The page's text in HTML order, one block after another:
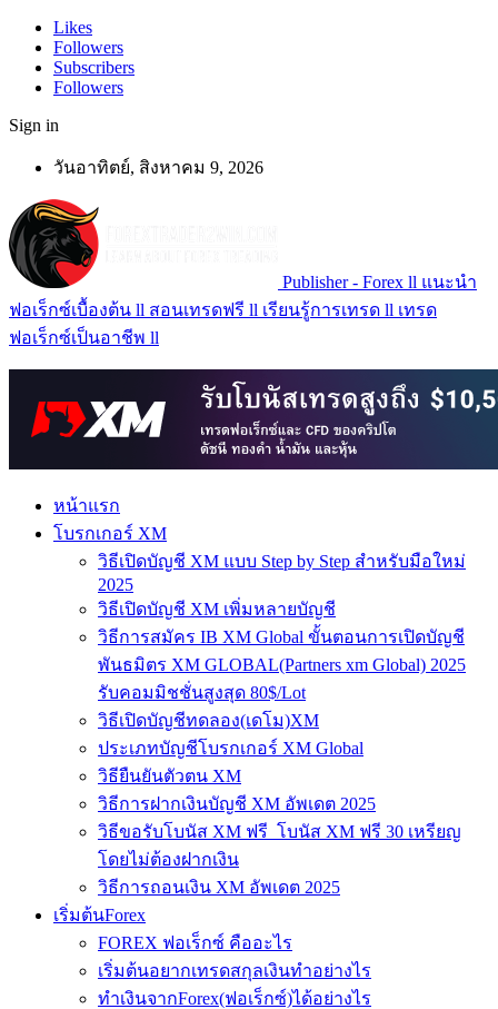
Likes
Followers
Subscribers
Followers
Sign in
วันอาทิตย์, สิงหาคม 9, 2026
Publisher - Forex ll แนะนำ
ฟอเร็กซ์เบื้องต้น ll สอนเทรดฟรี ll เรียนรู้การเทรด ll เทรด
ฟอเร็กซ์เป็นอาชีพ ll
หน้าแรก
โบรกเกอร์ XM
วิธีเปิดบัญชี XM แบบ Step by Step สำหรับมือใหม่
2025
วิธีเปิดบัญชี XM เพิ่มหลายบัญชี
วิธีการสมัคร IB XM Global ขั้นตอนการเปิดบัญชี
พันธมิตร XM GLOBAL(Partners xm Global) 2025
รับคอมมิชชั่นสูงสุด 80$/Lot
วิธีเปิดบัญชีทดลอง(เดโม)XM
ประเภทบัญชีโบรกเกอร์ XM Global
วิธียืนยันตัวตน XM
วิธีการฝากเงินบัญชี XM อัพเดต 2025
วิธีขอรับโบนัส XM ฟรี โบนัส XM ฟรี 30 เหรียญ
โดยไม่ต้องฝากเงิน
วิธีการถอนเงิน XM อัพเดต 2025
เริ่มต้นForex
FOREX ฟอเร็กซ์ คืออะไร
เริ่มต้นอยากเทรดสกุลเงินทำอย่างไร
ทำเงินจากForex(ฟอเร็กซ์)ได้อย่างไร